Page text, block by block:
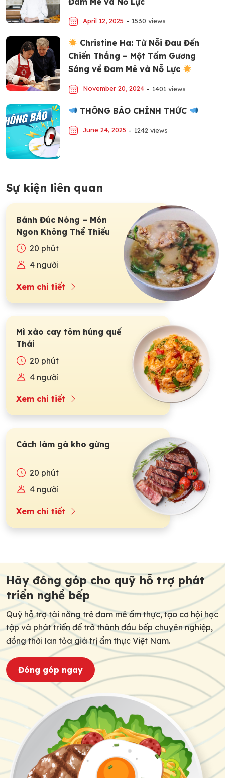
April 12, 2025 - 1530 views
Christine Ha: Từ Nỗi Đau Đến
Chiến Thắng – Một Tấm Gương
Sáng về Đam Mê và Nỗ Lực
November 20, 2024 - 1401 views
THÔNG BÁO CHÍNH THỨC
June 24, 2025 - 1242 views
Sự kiện liên quan
Bánh Đúc Nóng – Món
Ngon Không Thể Thiếu
Trong Ngày Hà Nội Gió
Mùa
20 phút
4 người
Xem chi tiết
Mì xào cay tôm húng quế
Thái
20 phút
4 người
Xem chi tiết
Cách làm gà kho gừng
20 phút
4 người
Xem chi tiết
navigation
Hãy đóng góp cho quỹ hỗ trợ phát
triển nghề bếp
Quỹ hỗ trợ tài năng trẻ đam mê ẩm thực, tạo cơ hội học
tập và phát triển để trở thành đầu bếp chuyên nghiệp,
đồng thời lan tỏa giá trị ẩm thực Việt Nam.
Đóng góp ngay